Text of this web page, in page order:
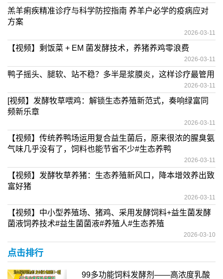
羔羊痢疾精准诊疗与科学防控指南 养羊户必学的疫病应对
方案
2026-03-11
【视频】剩饭菜 + EM 菌发酵技术，养猪养鸡零浪费
2026-03-11
鸭子摇头、腿软、站不稳？多半是浆膜炎，这样诊疗最管用
2026-03-11
[视频】发酵牧草喂鸡：解锁生态养殖新范式，奏响绿富同
频新乐章
2026-03-11
【视频】传统养鸭场运用复合益生菌后，原来很浓的腥臭氨
气味几乎没有了，饲料也能节省不少#生态养鸭
2026-03-11
【视频】发酵牧草养猪：生态养殖新风口，降本增效养出致
富好猪
2026-03-11
【视频】中小型养殖场、猪鸡、采用发酵饲料+益生菌发酵
菌液饲养技术#益生菌菌液#养殖人#生态养殖
2026-03-10
点击排行
99多功能饲料发酵剂——高浓度乳酸